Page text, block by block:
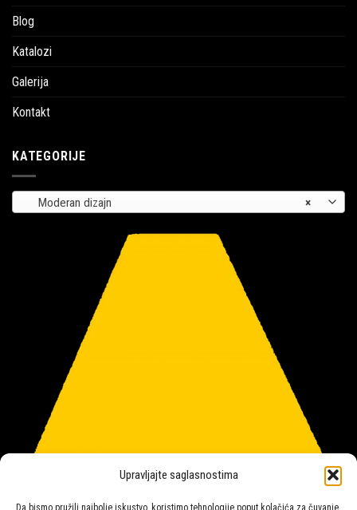
Upravljajte saglasnostima
Blog
Katalozi
Galerija
Kontakt
KATEGORIJE
×
Moderan dizajn